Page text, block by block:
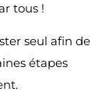
tous !
seul afin de
étapes